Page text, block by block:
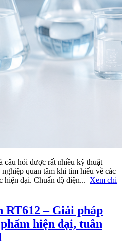
câu hỏi được rất nhiều kỹ thuật
quan tâm khi tìm hiểu về các
hiện đại. Chuẩn độ điện... Xem chi
RT612 – Giải pháp
hiện đại, tuân